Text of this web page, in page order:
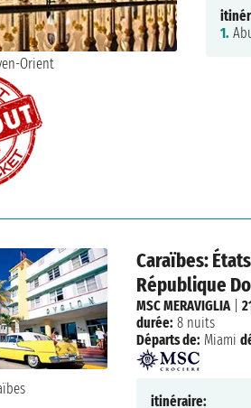
1.
Caraïbes:
République
MSC MERAVIGLIA |
durée: 8 nuits
Départs de: Miami
itinéraire: